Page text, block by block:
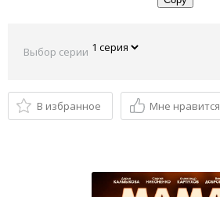
Выбор серии
В избранное Мне нравится